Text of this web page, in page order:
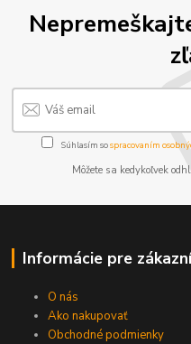
Súhlasím sospracovaním
Môžete sa kedykoľvek
Informácie pre
O nás
Ako nakupovať
Obchodné podmienky